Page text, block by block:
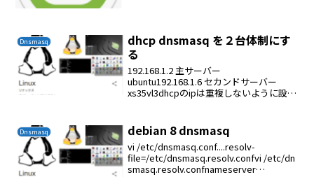
Dnsmasq
dhcp dnsmasq を２台体制にす
る
192.168.1.2 主サーバー
ubuntu192.168.1.6 セカンドサーバー
xs35vl3dhcpのipは重複しないように設定
Dnsmasq debian 8 dnsmasq
vi /etc/dnsmasq.conf....resolv-
file=/etc/dnsmasq.resolv.confvi /etc/dn
smasq.resolv.confnameserver